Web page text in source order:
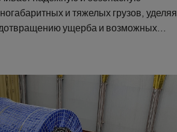
и тяжелых грузов, уделяя
ущерба и возможных